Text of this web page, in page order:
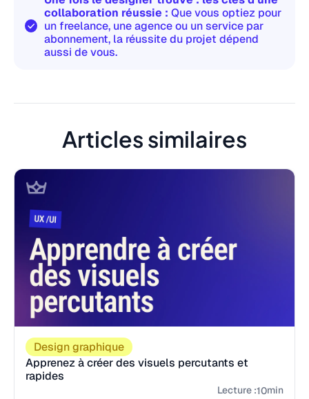
collaboration réussie : Que vous optiez pour
un freelance, une agence ou un service par
abonnement, la réussite du projet dépend
aussi de vous.
Articles similaires
Design graphique
Apprenez à créer des visuels percutants et
rapides
Lecture :10min